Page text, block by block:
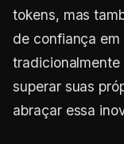
tokens, mas
de confiança
superar suas
abraçar essa